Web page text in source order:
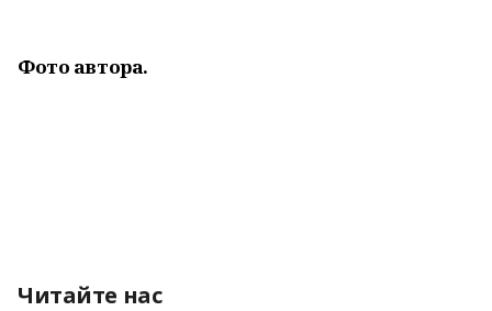
Фото автора.
Читайте нас